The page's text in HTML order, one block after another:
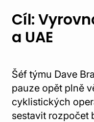
Cíl:
a UAE
Šéf týmu Dave
pauze opět plně
cyklistických
sestavit rozpočet